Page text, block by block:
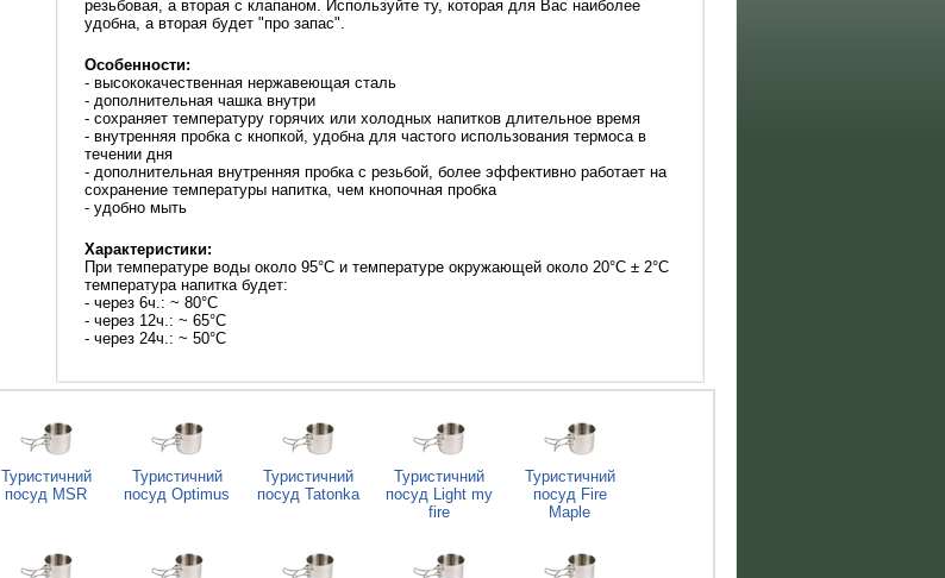
резьбовая, а вторая с клапаном. Используйте ту, которая для Вас наиболее
удобна, а вторая будет "про запас".
Особенности:
- высококачественная нержавеющая сталь
- дополнительная чашка внутри
- сохраняет температуру горячих или холодных напитков длительное время
- внутренняя пробка с кнопкой, удобна для частого использования термоса в
течении дня
- дополнительная внутренняя пробка с резьбой, более эффективно работает на
сохранение температуры напитка, чем кнопочная пробка
- удобно мыть
Характеристики:
При температуре воды около 95°C и температуре окружающей около 20°C ± 2°С
температура напитка будет:
- через 6ч.: ~ 80°C
- через 12ч.: ~ 65°C
- через 24ч.: ~ 50°C
Туристичний
посуд MSR
Туристичний
посуд Optimus
Туристичний
посуд Tatonka
Туристичний
посуд Light my
fire
Туристичний
посуд Fire
Maple